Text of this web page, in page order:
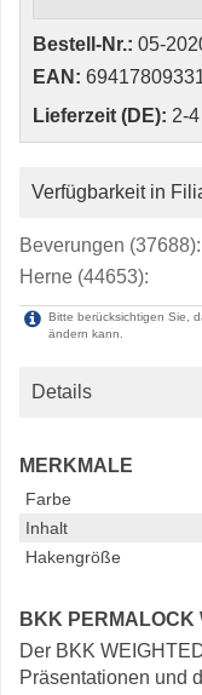
Bestell-Nr.: 05-
EAN:
Lieferzeit (DE): 2-
Verfügbarkeit in
Beverungen (37688):
Herne (44653):
Bitte berücksichtigen Sie,
ändern kann.
Details
MERKMALE
Farbe
Inhalt
Hakengröße
BKK PERMALOCK
Der BKK
Präsentationen und